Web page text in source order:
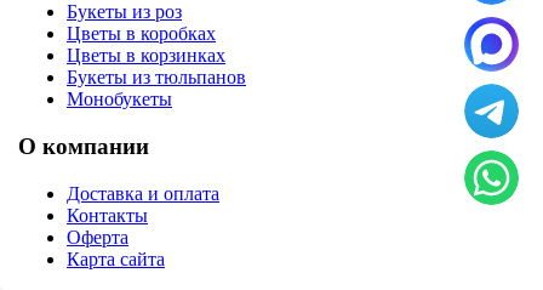
Букеты из роз
Цветы в коробках
Цветы в корзинках
Букеты из тюльпанов
Монобукеты
О компании
Доставка и оплата
Контакты
Оферта
Карта сайта